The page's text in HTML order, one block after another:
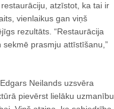
atzīstot, ka tai ir
vienlaikus gan viņš
rezultāts. “Restaurācija
prasmju attīstīšanu,”
Neilands uzsvēra
pievērst lielāku uzmanību